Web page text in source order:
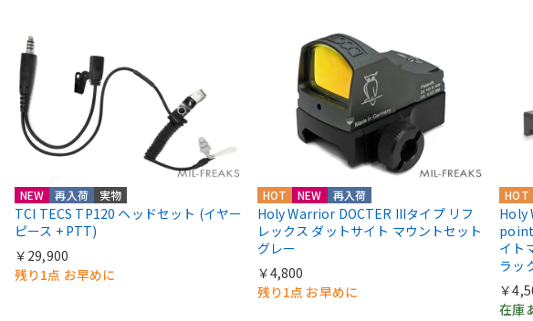
NEW 再入荷 実物
TCI TECS TP120 ヘッドセット (イヤー
ピース + PTT)
￥29,900
残り1点 お早めに
HOT NEW 再入荷
Holy Warrior DOCTER IIIタイプ リフ
レックス ダットサイト マウントセット
グレー
￥4,800
残り1点 お早めに
HOT
Holy
point
イト
ラッ
￥
在庫